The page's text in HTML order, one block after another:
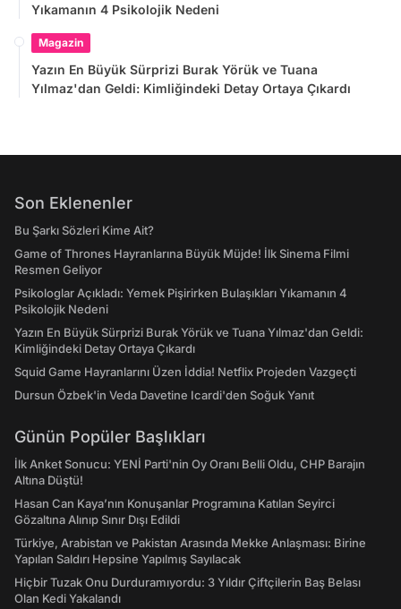
Yıkamanın 4 Psikolojik Nedeni
Magazin
Yazın En Büyük Sürprizi Burak Yörük ve Tuana
Yılmaz'dan Geldi: Kimliğindeki Detay Ortaya Çıkardı
Son Eklenenler
Bu Şarkı Sözleri Kime Ait?
Game of Thrones Hayranlarına Büyük Müjde! İlk Sinema Filmi
Resmen Geliyor
Psikologlar Açıkladı: Yemek Pişirirken Bulaşıkları Yıkamanın 4
Psikolojik Nedeni
Yazın En Büyük Sürprizi Burak Yörük ve Tuana Yılmaz'dan Geldi:
Kimliğindeki Detay Ortaya Çıkardı
Squid Game Hayranlarını Üzen İddia! Netflix Projeden Vazgeçti
Dursun Özbek'in Veda Davetine Icardi'den Soğuk Yanıt
Günün Popüler Başlıkları
İlk Anket Sonucu: YENİ Parti'nin Oy Oranı Belli Oldu, CHP Barajın
Altına Düştü!
Hasan Can Kaya’nın Konuşanlar Programına Katılan Seyirci
Gözaltına Alınıp Sınır Dışı Edildi
Türkiye, Arabistan ve Pakistan Arasında Mekke Anlaşması: Birine
Yapılan Saldırı Hepsine Yapılmış Sayılacak
Hiçbir Tuzak Onu Durduramıyordu: 3 Yıldır Çiftçilerin Baş Belası
Olan Kedi Yakalandı